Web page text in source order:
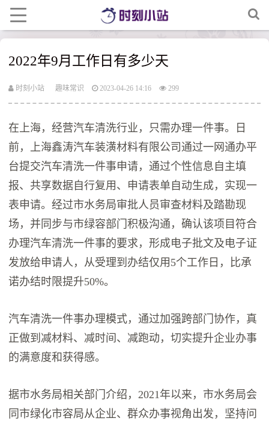
2022年9月工作日有多少天
时刻小站 趣味常识 2023-04-26 14:16 299
在上海，经营汽车清洗行业，只需办理一件事。日
前，上海鑫涛汽车装潢材料有限公司通过一网通办平
台提交汽车清洗一件事申请，通过个性信息自主填
报、共享数据自行复用、申请表单自动生成，实现一
表申请。经过市水务局审批人员审查材料及踏勘现
场，并同步与市绿容部门积极沟通，确认该项目符合
办理汽车清洗一件事的要求，形成电子批文及电子证
发放给申请人，从受理到办结仅用5个工作日，比承
诺办结时限提升50%。
汽车清洗一件事办理模式，通过加强跨部门协作，真
正做到减材料、减时间、减跑动，切实提升企业办事
的满意度和获得感。
据市水务局相关部门介绍，2021年以来，市水务局会
同市绿化市容局从企业、群众办事视角出发，坚持问